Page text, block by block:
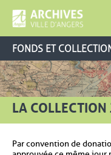
FONDS ET
LA
Par convention de